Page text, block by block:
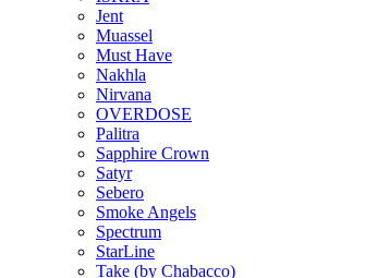
Jent
Muassel
Must Have
Nakhla
Nirvana
OVERDOSE
Palitra
Sapphire Crown
Satyr
Sebero
Smoke Angels
Spectrum
StarLine
Take (by Chabacco)